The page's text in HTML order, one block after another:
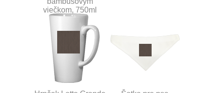
viečkom, 750ml